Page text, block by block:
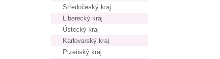
Středočeský kraj
Liberecký kraj
Ústecký kraj
Karlovarský kraj
Plzeňský kraj